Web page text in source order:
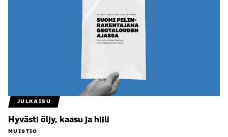
JULKAISU
Hyvästi öljy, kaasu ja hiili
MUISTIO